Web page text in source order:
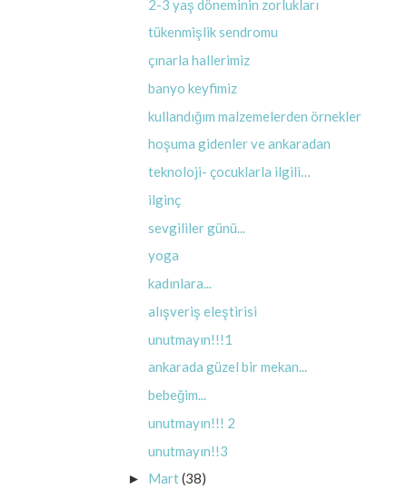
2-3 yaş döneminin zorlukları
tükenmişlik sendromu
çınarla hallerimiz
banyo keyfimiz
kullandığım malzemelerden örnekler
hoşuma gidenler ve ankaradan
teknoloji- çocuklarla ilgili…
ilginç
sevgililer günü...
yoga
kadınlara...
alışveriş eleştirisi
unutmayın!!!1
ankarada güzel bir mekan...
bebeğim...
unutmayın!!! 2
unutmayın!!3
► Mart(38)